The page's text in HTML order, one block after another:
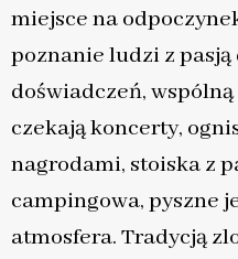
miejsce na
poznanie ludzi z pasją
doświadczeń,
czekają koncerty,
nagrodami, stoiska z
campingowa, pyszne
atmosfera. Tradycją